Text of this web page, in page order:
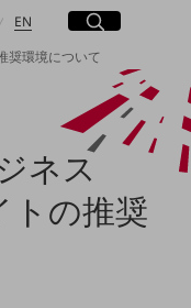
本語
EN Englishサイト内検索
開く
検索する
奨環境について
ネス
トの推奨